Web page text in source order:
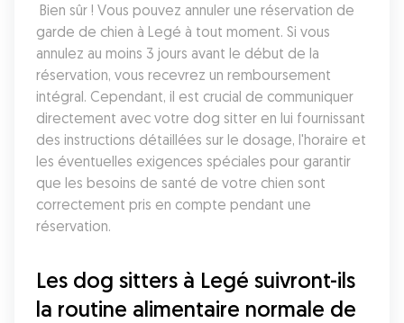
garde de chien à Legé à tout moment. Si vous
annulez au moins 3 jours avant le début de la
réservation, vous recevrez un remboursement
intégral. Cependant, il est crucial de communiquer
directement avec votre dog sitter en lui fournissant
des instructions détaillées sur le dosage, l'horaire et
les éventuelles exigences spéciales pour garantir
que les besoins de santé de votre chien sont
correctement pris en compte pendant une
réservation.
Les dog sitters à Legé suivront-ils
la routine alimentaire normale de